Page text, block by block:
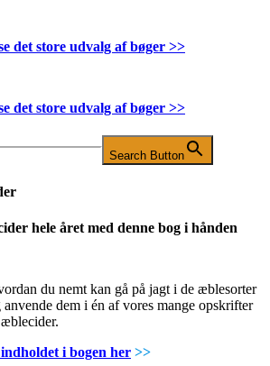
det store udvalg af bøger >>
det store udvalg af bøger >>
Search Button
hele året med denne bog i hånden
du nemt kan gå på jagt i de æblesorter
dem i én af vores mange opskrifter
i bogen her >>